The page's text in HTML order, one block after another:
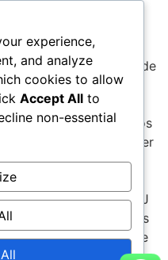
de tan solo 5-20
de nitrógeno
para fines
caen en el rango de
o de 25-50
por no más de 6
los efectos secundarios
con el uso y deben ser
Disponibilidad: El
produce como un
B, Patelli B. et al. J
2 Anabolic Steroids
Wright. Sports Science
experience,
and analyze
cookies to allow
Accept All to
non-essential